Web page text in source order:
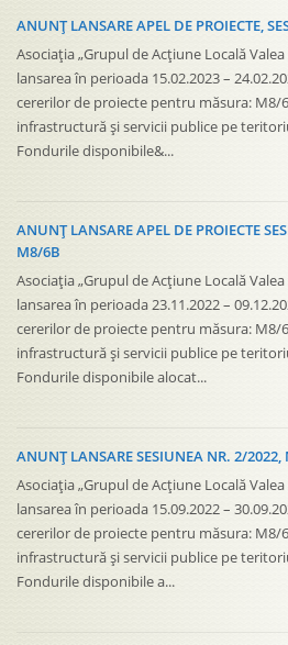
ANUNȚ LANSARE APEL DE PROIECTE,
Asociația „Grupul de Acțiune Locală
lansarea în perioada 15.02.2023 –
cererilor de proiecte pentru măsura: M8/
infrastructură și servicii publice pe
Fondurile disponibile&...
ANUNȚ LANSARE APEL DE PROIECTE
M8/6B
Asociația „Grupul de Acțiune Locală
lansarea în perioada 23.11.2022 –
cererilor de proiecte pentru măsura: M8/
infrastructură și servicii publice pe
Fondurile disponibile alocat...
ANUNȚ LANSARE SESIUNEA NR. 2/2022,
Asociația „Grupul de Acțiune Locală
lansarea în perioada 15.09.2022 –
cererilor de proiecte pentru măsura: M8/
infrastructură și servicii publice pe
Fondurile disponibile a...